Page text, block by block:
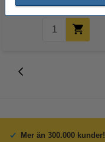
Mer än 300.000 kunder!